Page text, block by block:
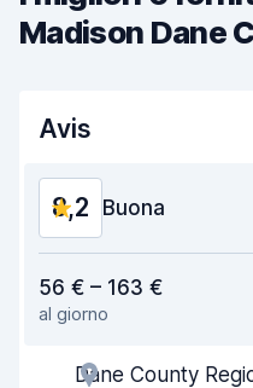
Madison Dane
Avis
8,2 Buona
Facile da trovare
Gentilezza degli agenti
56 € – 163 €
al giorno
Dane County